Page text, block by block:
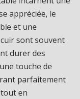
appréciée, le
et une
cuir sont souvent
durer des
touche de
parfaitement
en